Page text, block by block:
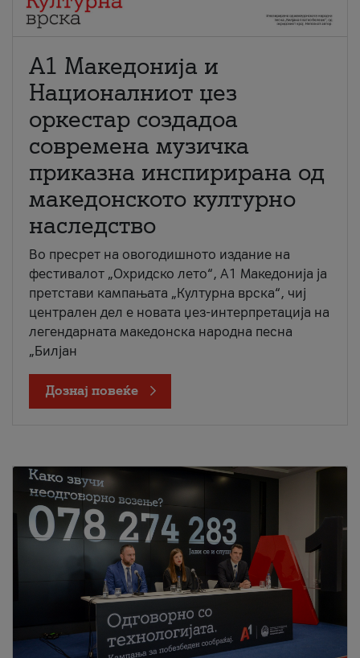
А1 Македонија и
Националниот џез
оркестар создадоа
современа музичка
приказна инспирирана од
македонското културно
наследство
Во пресрет на овогодишното издание на
фестивалот „Охридско лето“, А1 Македонија ја
претстави кампањата „Културна врска“, чиј
централен дел е новата џез-интерпретација на
легендарната македонска народна песна
„Билјан
Дознај повеќе